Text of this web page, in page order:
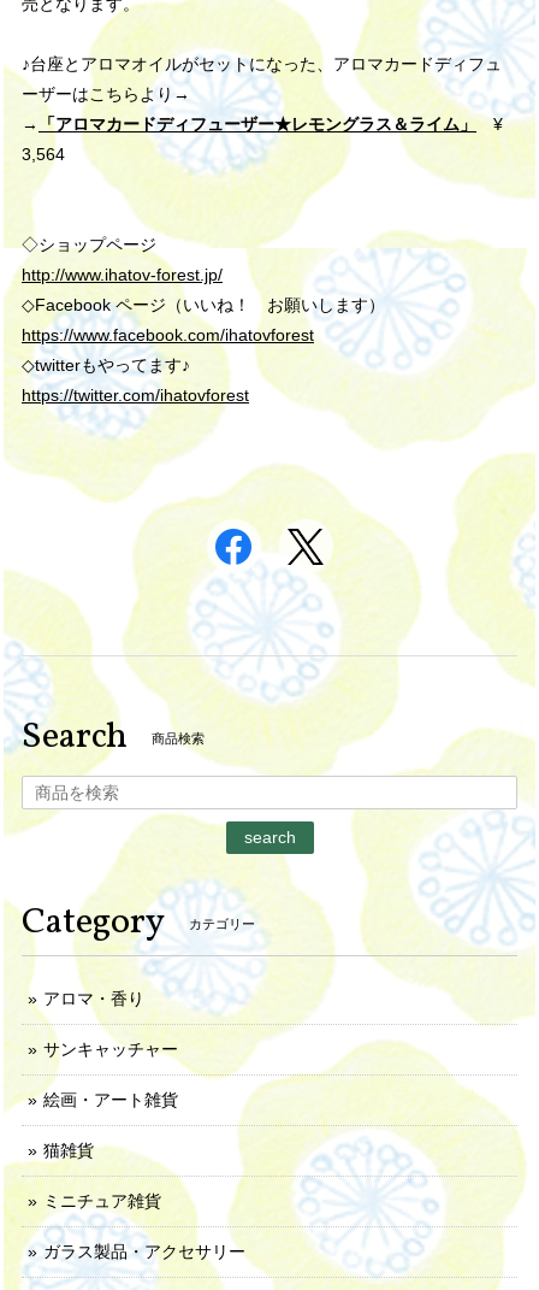
♪台座とアロマオイルがセットになった、 アロマカードディフュ
ーザーはこちらより→
→
「アロマカードディフューザー★レモングラス＆ライム 」
¥
3,564
◇ショップページ
http://www.ihatov-forest.jp/
◇Facebook ページ（いいね！ お願いします）
https://www.facebook.com/ihatovforest
◇twitterもやってます♪
https://twitter.com/ihatovforest
Search 商品検索
search
Category カテゴリー
アロマ・香り
サンキャッチャー
絵画・アート雑貨
猫雑貨
ミニチュア雑貨
ガラス製品・アクセサリー